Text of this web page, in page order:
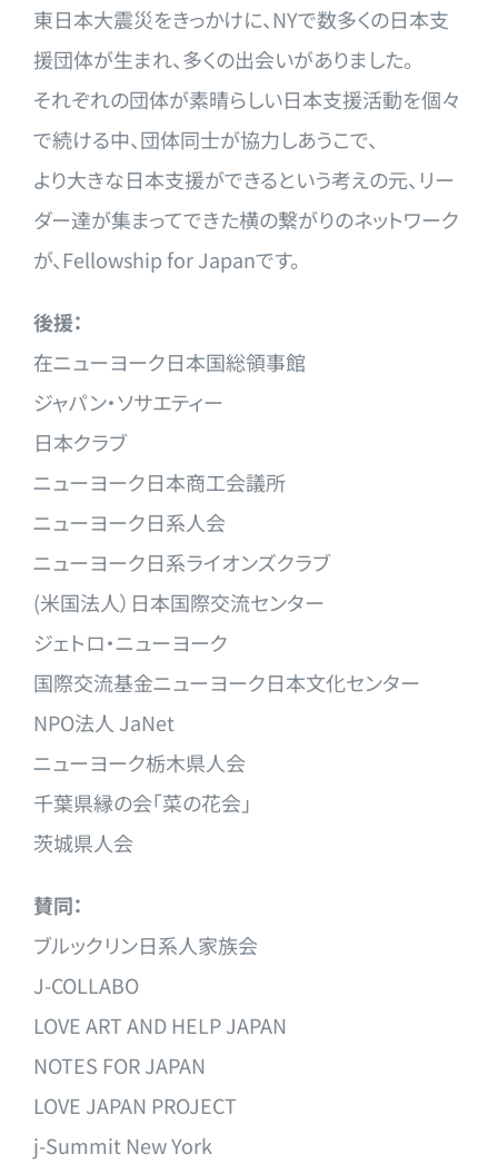
東日本大震災をきっかけに、NYで数多くの日本支
援団体が生まれ、多くの出会いがありました。
それぞれの団体が素晴らしい日本支援活動を個々
で続ける中、団体同士が協力しあうこで、
より大きな日本支援ができるという考えの元、リー
ダー達が集まってできた横の繋がりのネットワーク
が、Fellowship for Japanです。
後援：
在ニューヨーク日本国総領事館
ジャパン・ソサエティー
日本クラブ
ニューヨーク日本商工会議所
ニューヨーク日系人会
ニューヨーク日系ライオンズクラブ
(米国法人）日本国際交流センター
ジェトロ・ニューヨーク
国際交流基金ニューヨーク日本文化センター
NPO法人 JaNet
ニューヨーク栃木県人会
千葉県縁の会「菜の花会」
茨城県人会
賛同：
ブルックリン日系人家族会
J-COLLABO
LOVE ART AND HELP JAPAN
NOTES FOR JAPAN
LOVE JAPAN PROJECT
j-Summit New York